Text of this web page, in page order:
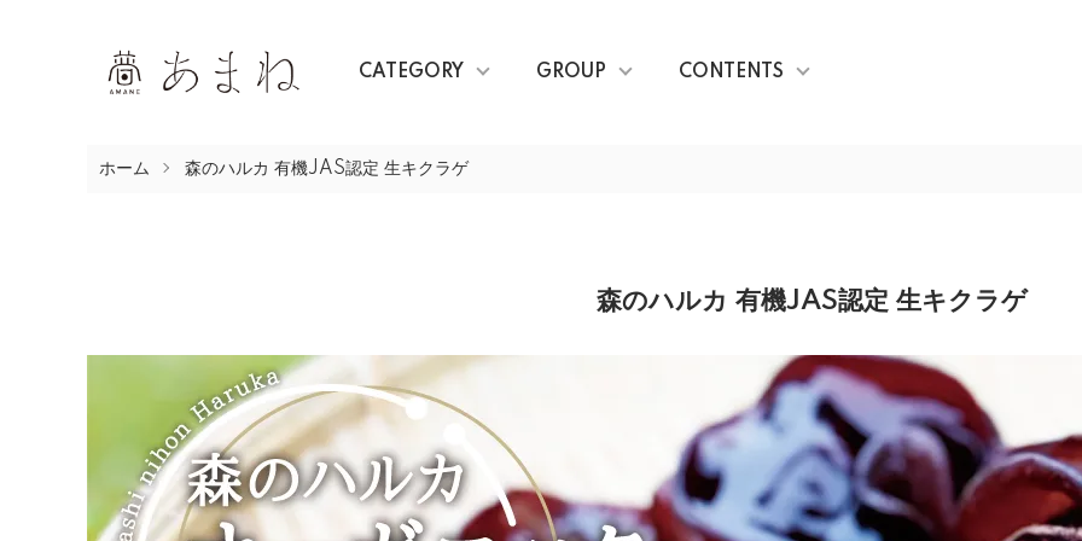
CATEGORY GROUP CONTENTS
ホーム 森のハルカ 有機JAS認定 生キクラゲ
森のハルカ 有機JAS認定 生キクラゲ